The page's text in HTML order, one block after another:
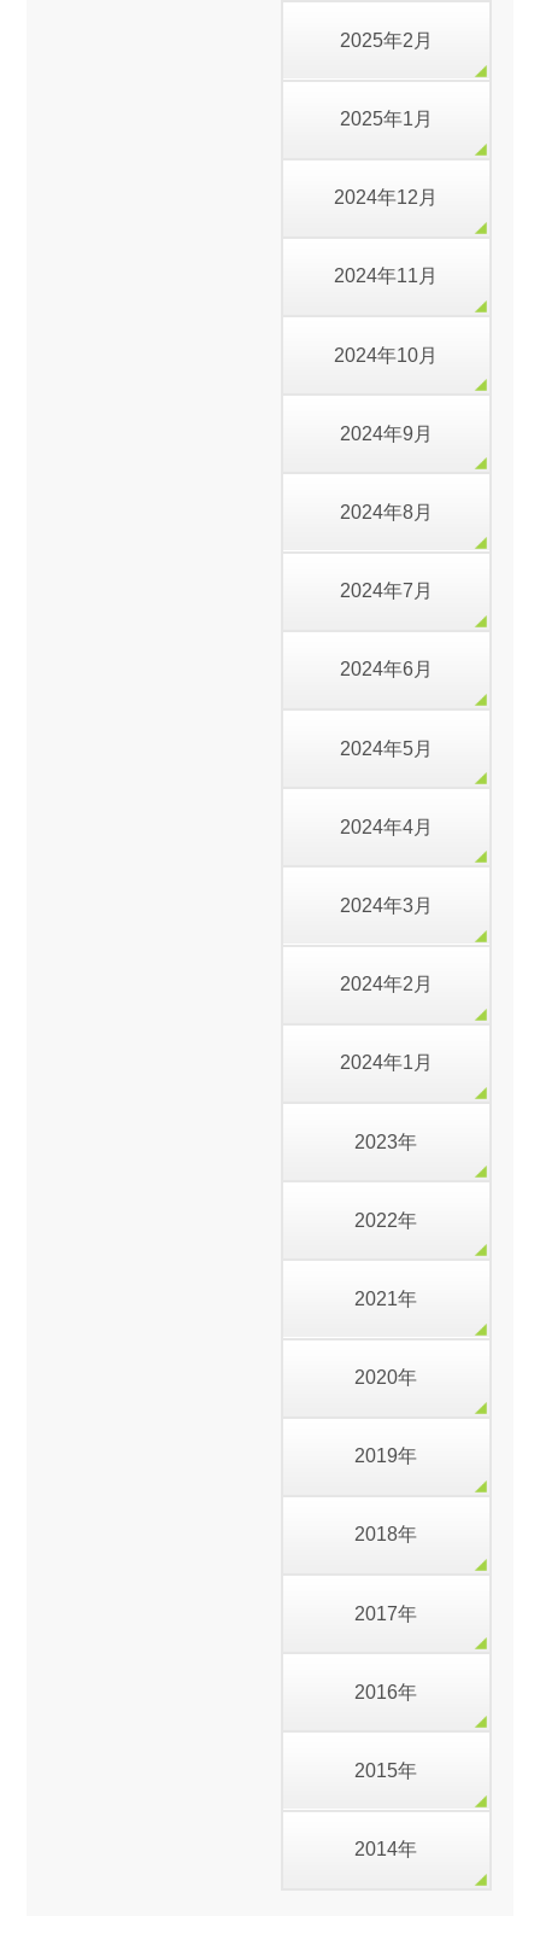
2025年2月
2025年1月
2024年12月
2024年11月
2024年10月
2024年9月
2024年8月
2024年7月
2024年6月
2024年5月
2024年4月
2024年3月
2024年2月
2024年1月
2023年
2022年
2021年
2020年
2019年
2018年
2017年
2016年
2015年
2014年